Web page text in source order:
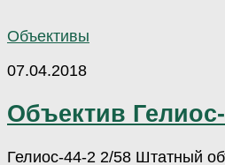
Объективы
07.04.2018
Объектив
Гелиос-44-2 2/58 Штатный